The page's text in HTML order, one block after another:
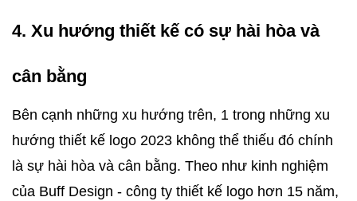
4. Xu hướng thiết kế có sự hài hòa và
cân bằng
Bên cạnh những xu hướng trên, 1 trong những xu
hướng thiết kế logo 2023 không thể thiếu đó chính
là sự hài hòa và cân bằng. Theo như kinh nghiệm
của Buff Design - công ty thiết kế logo hơn 15 năm,